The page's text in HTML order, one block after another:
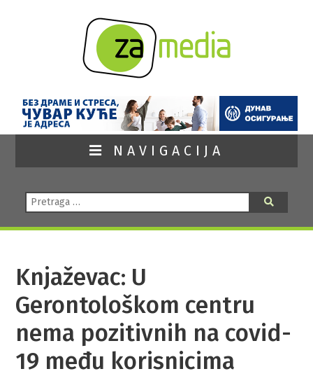
NAVIGACIJA
Pretraga:
Knjaževac: U
Gerontološkom centru
nema pozitivnih na covid-
19 među korisnicima